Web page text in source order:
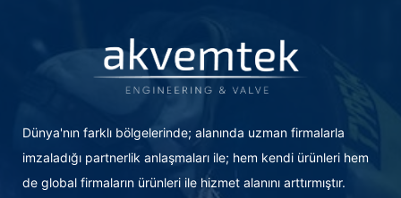
Dünya'nın farklı bölgelerinde; alanında uzman firmalarla
imzaladığı partnerlik anlaşmaları ile; hem kendi ürünleri hem
de global firmaların ürünleri ile hizmet alanını arttırmıştır.